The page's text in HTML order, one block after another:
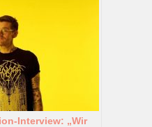
Interview: „Wir